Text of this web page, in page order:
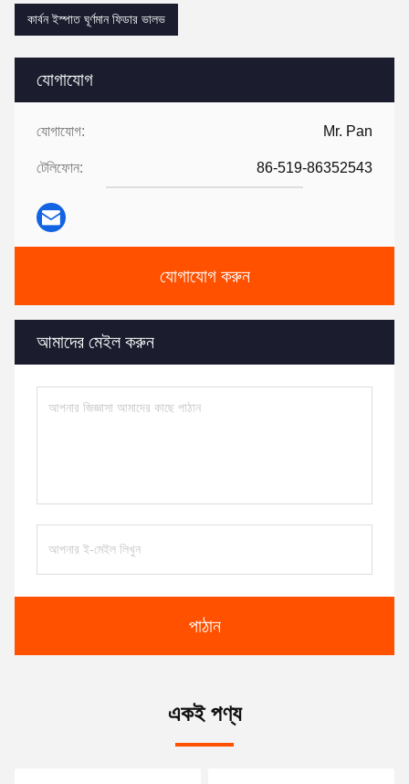
যোগাযোগ
যোগাযোগ: Mr. Pan
টেলিফোন: 86-519-86352543
যোগাযোগ করুন
আমাদের মেইল ​​করুন
পাঠান
কার্বন ইস্পাত ঘূর্ণমান ফিডার ভালভ
একই পণ্য